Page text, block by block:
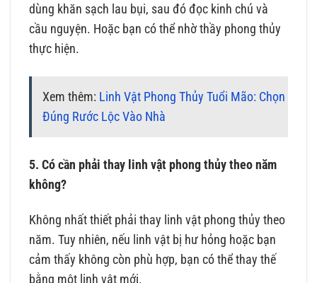
dùng khăn sạch lau bụi, sau đó đọc kinh chú và
cầu nguyện. Hoặc bạn có thể nhờ thầy phong thủy
thực hiện.
Xem thêm: Linh Vật Phong Thủy Tuổi Mão: Chọn
Đúng Rước Lộc Vào Nhà
5. Có cần phải thay linh vật phong thủy theo năm
không?
Không nhất thiết phải thay linh vật phong thủy theo
năm. Tuy nhiên, nếu linh vật bị hư hỏng hoặc bạn
cảm thấy không còn phù hợp, bạn có thể thay thế
bằng một linh vật mới.